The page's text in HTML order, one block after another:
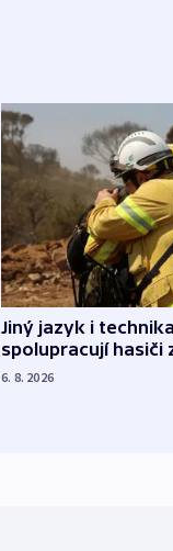
Jiný jazyk i
spolupracují hasiči
6. 8. 2026